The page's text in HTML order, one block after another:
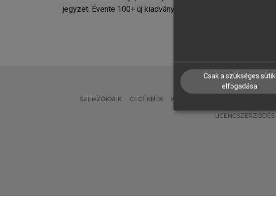
jegyzet. Évente 100+ új kiadvány.
SZERZŐKNEK CÉGEKNEK KÖNYVTÁROSOKNAK
LICENCSZERZŐDÉS
Csak a szükséges sütik
elfogadása